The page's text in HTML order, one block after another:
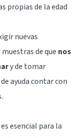
propias de la edad
nuevas
de que nos
y de tomar
ayuda contar con
esencial para la